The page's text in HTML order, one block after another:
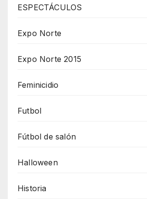
ESPECTÁCULOS
Expo Norte
Expo Norte 2015
Feminicidio
Futbol
Fútbol de salón
Halloween
Historia